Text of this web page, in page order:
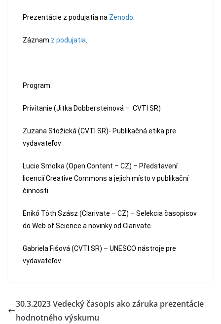
Prezentácie z podujatia na Zenodo.
Záznam z podujatia.
Program:
Privítanie (Jitka Dobbersteinová – CVTI SR)
Zuzana Stožická (CVTI SR)- Publikačná etika pre
vydavateľov
Lucie Smolka (Open Content – CZ) – Představení
licencií Creative Commons a jejich místo v publikační
činnosti
Enikő Tóth Szász (Clarivate – CZ) – Selekcia časopisov
do Web of Science a novinky od Clarivate
Gabriela Fišová (CVTI SR) – UNESCO nástroje pre
vydavateľov
30.3.2023 Vedecký časopis ako záruka prezentácie
hodnotného výskumu